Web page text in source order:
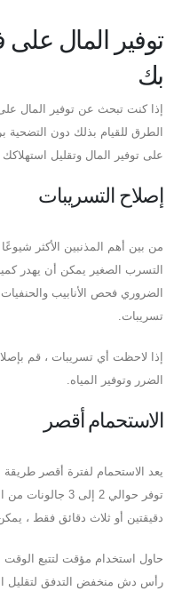
توفير المال على
بك
إذا كنت تبحث عن توفير المال
الطرق للقيام بذلك دون
على توفير المال وتقليل استهلاكك
إصلاح التسريبات
من بين أهم المذنبين الأكثر
التسرب الصغير يمكن أن يهدر
الضروري فحص الأنابيب
تسريبات.
إذا لاحظت أي تسريبات ، قم
الضرر وتوفير المياه.
الاستحمام أقصر
يعد الاستحمام لفترة أقصر طريقة
توفر حوالي 2 إلى
دقيقتين أو ثلاث دقائق فقط ،
حاول استخدام مؤقت لتتبع الوقت
رأس دش منخفض التدفق لتقليل